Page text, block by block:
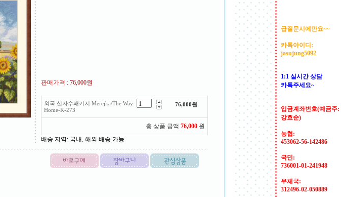
판매가격 : 76,000원
외국 십자수패키지 Merejka/The Way
Home-K-273
76,000원
총 상품 금액 76,000 원
배송 지역 : 국내, 해외 배송 가능
급질문시에만요~~
카톡아이디:
jasujung5092
1:1 실시간 상담
카톡주세요~
입금계좌번호(예금주:
강효순)
농협:
453062-56-142486
국민:
736001-01-241948
우체국:
312496-02-050889